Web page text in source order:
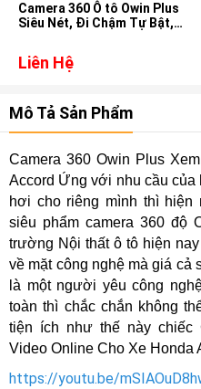
Camera 360 Ô tô Owin Plus
Siêu Nét, Đi Chậm Tự Bật,
Liên Hệ
Mô Tả Sản Phẩm
Camera 360 Owin Plus
Accord Ứng với nhu cầu
hơi cho riêng mình thì hiện
siêu phẩm camera 360 độ
trường Nội thất ô tô hiện
về mặt công nghệ mà giá cả
là một người yêu công
toàn thì chắc chắn không
tiện ích như thế này chiếc
Video Online Cho Xe Honda
https://youtu.be/